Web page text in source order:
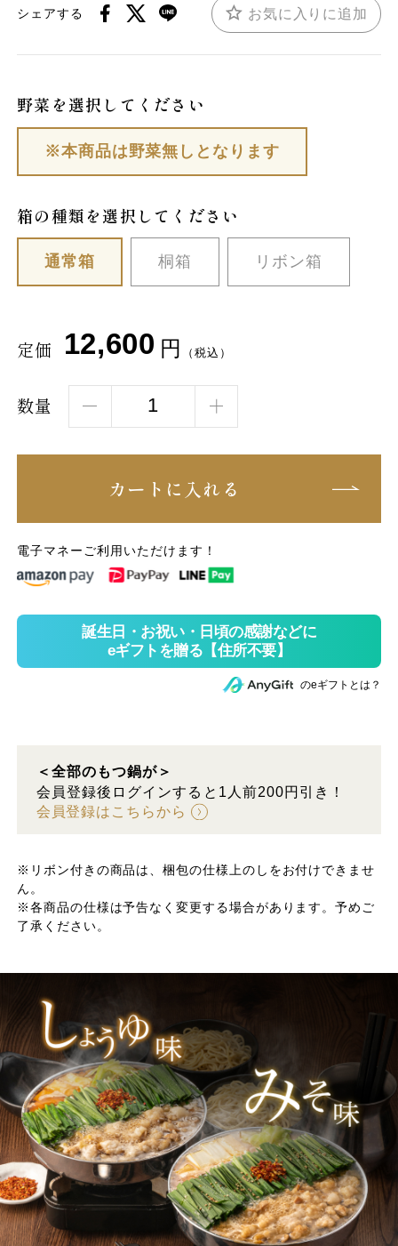
シェアする お気に入りに追加
野菜を選択してください
※本商品は野菜無しとなります
箱の種類を選択してください
通常箱 桐箱 リボン箱
定価 12,600 円 （税込）
数量
カートに入れる
電子マネーご利用いただけます！
のeギフトとは？
＜全部のもつ鍋が＞
会員登録後ログインすると1人前200円引き！
会員登録はこちらから
※リボン付きの商品は、梱包の仕様上のしをお付けできませ
ん。
※各商品の仕様は予告なく変更する場合があります。予めご
了承ください。